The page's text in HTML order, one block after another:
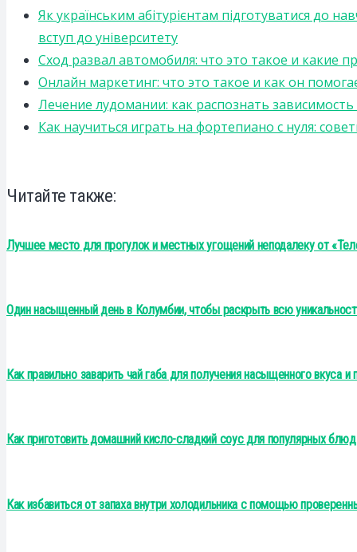
Як українським абітурієнтам підготуватися до
вступ до університету
Сход развал автомобиля: что это такое и какие
Онлайн маркетинг: что это такое и как он
Лечение лудомании: как распознать
Как научиться играть на фортепиано с нуля:
Читайте также:
Лучшее место для прогулок и местных угощений неподалеку от
Один насыщенный день в Колумбии, чтобы раскрыть всю
Как правильно заварить чай габа для получения насыщенного вкуса и
Как приготовить домашний кисло-сладкий соус для популярных
Как избавиться от запаха внутри холодильника с помощью